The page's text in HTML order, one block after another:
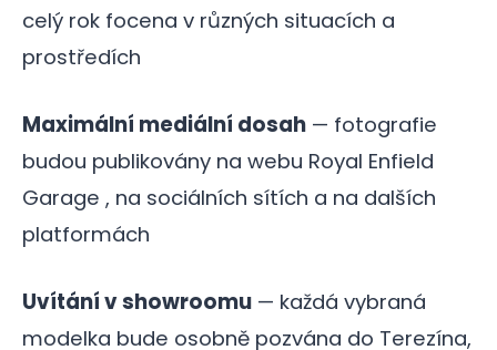
celý rok focena v různých situacích a
prostředích
Maximální mediální dosah — fotografie
budou publikovány na webu Royal Enfield
Garage , na sociálních sítích a na dalších
platformách
Uvítání v showroomu — každá vybraná
modelka bude osobně pozvána do Terezína,